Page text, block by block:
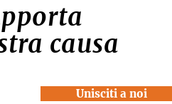
causa
Unisciti a noi